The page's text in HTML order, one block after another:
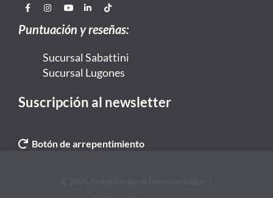
Puntuación y reseñas:
Sucursal Sabattini
Sucursal Lugones
Suscripción al newsletter
Botón de arrepentimiento